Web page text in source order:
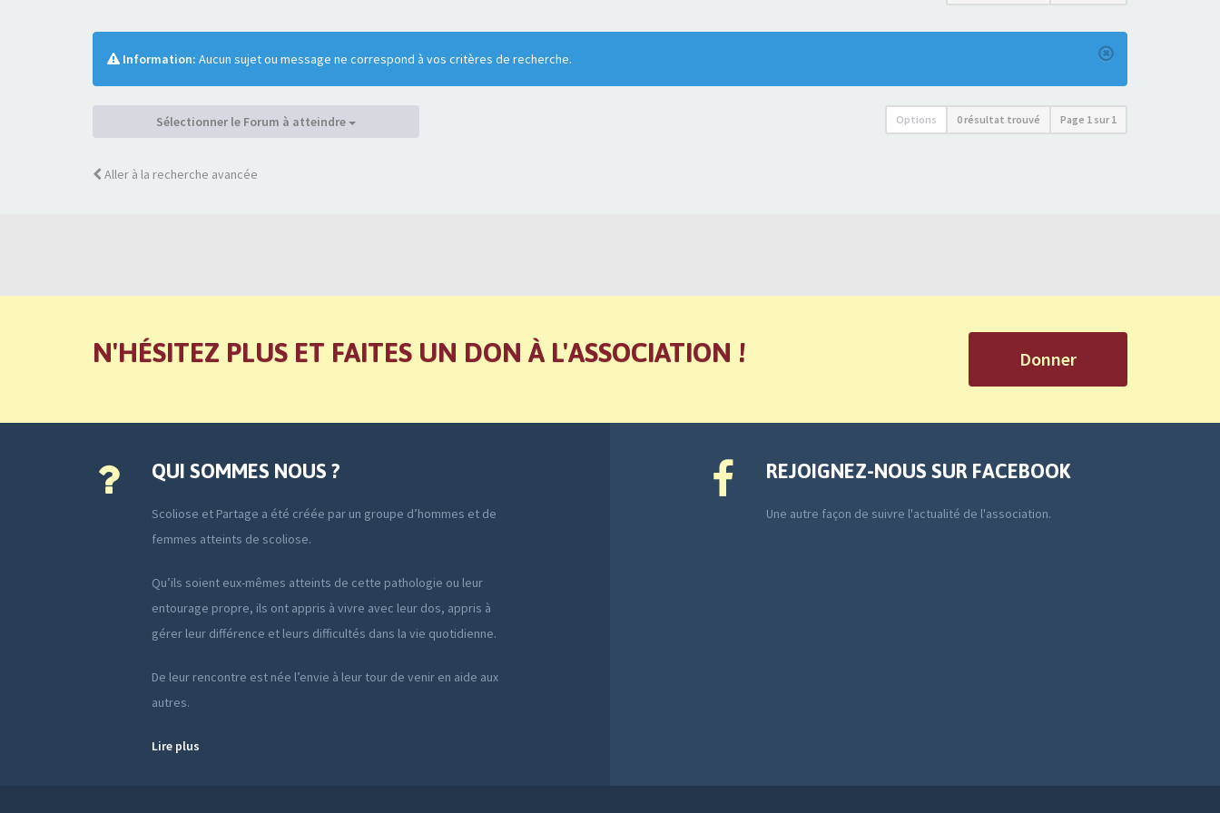
Information: Aucun sujet ou message ne correspond à vos critères de recherche.
Options 0 résultat trouvé Page 1 sur1
Sélectionner le Forum à atteindre
Aller à la recherche avancée
N'HÉSITEZ PLUS ET FAITES UN DON À L'ASSOCIATION ! Donner
QUI SOMMES NOUS ?
Scoliose et Partage a été créée par un groupe d’hommes et de
femmes atteints de scoliose.
Qu’ils soient eux-mêmes atteints de cette pathologie ou leur
entourage propre, ils ont appris à vivre avec leur dos, appris à
gérer leur différence et leurs difficultés dans la vie quotidienne.
De leur rencontre est née l’envie à leur tour de venir en aide aux
autres.
Lire plus
REJOIGNEZ-NOUS SUR FACEBOOK
Une autre façon de suivre l'actualité de l'association.